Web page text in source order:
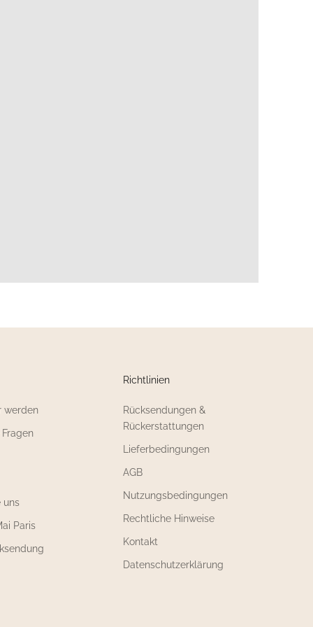
werden
uns
Paris
Richtlinien
Rücksendungen &
Rückerstattungen
Lieferbedingungen
AGB
Nutzungsbedingungen
Rechtliche Hinweise
Kontakt
Datenschutzerklärung